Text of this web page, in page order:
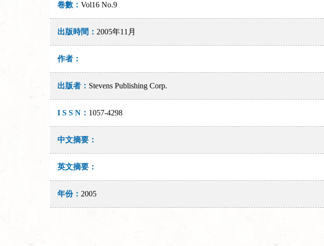
卷數：Vol16 No.9
出版時間： 2005年11月
作者：
出版者： Stevens Publishing Corp.
I S S N： 1057-4298
中文摘要：
英文摘要：
年份： 2005